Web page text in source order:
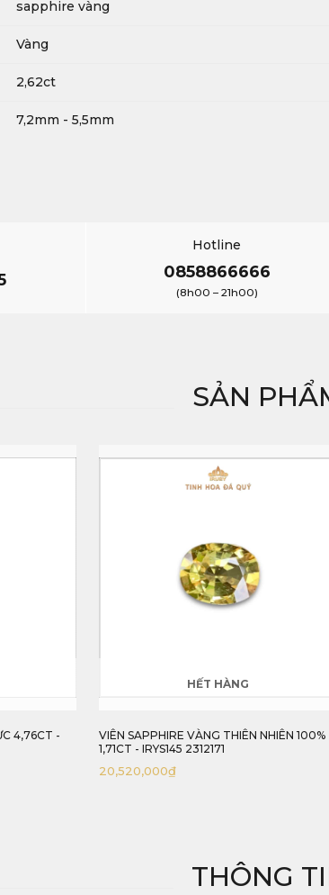
sapphire vàng
Vàng
2,62ct
7,2mm - 5,5mm
Hotline
0858866666
(8h00 – 21h00)
SẢN
4,76CT -
HẾT HÀNG
VIÊN SAPPHIRE VÀNG THIÊN NHIÊN 100%
1,71CT - IRYS145 2312171
20,520,000₫
THÔNG